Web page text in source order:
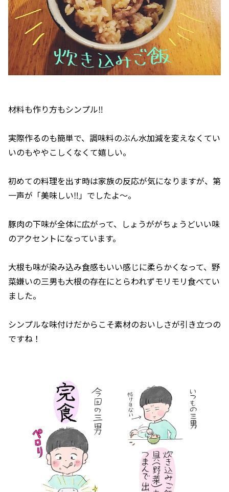
材料も作り方もシンプル‼︎
実際作るのも簡単で、調味料のぶん水加減を変えなくてい
いのもややこしくなくて嬉しい。
初めての料理を出す時は家族の反応が気になりますが、第
一声が「美味しい‼︎」でしたよ〜。
豚肉の下味が全体に広がって、しょうががちょうどいい味
のアクセントになっています。
大根も味が染み込み食感もいい感じに柔らかくなって、野
菜嫌いの三男も大根の存在にとらわれずモリモリ食べてい
ました。
シンプルな味付けだからこそ素材のおいしさが引き立つの
ですね！